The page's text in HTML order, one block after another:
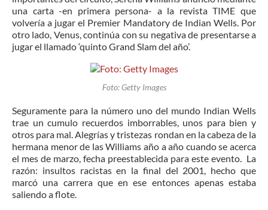
una carta -en primera persona- a la revista TIME que
volvería a jugar el Premier Mandatory de Indian Wells. Por
otro lado, Venus, continúa con su negativa de presentarse a
jugar el llamado ‘quinto Grand Slam del año’.
Foto: Getty Images
Seguramente para la número uno del mundo Indian Wells
trae un cumulo recuerdos imborrables, unos para bien y
otros para mal. Alegrías y tristezas rondan en la cabeza de la
hermana menor de las Williams año a año cuando se acerca
el mes de marzo, fecha preestablecida para este evento. La
razón: insultos racistas en la final del 2001, hecho que
marcó una carrera que en ese entonces apenas estaba
saliendo a flote.